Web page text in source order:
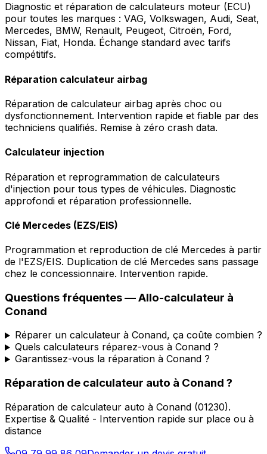
Diagnostic et réparation de calculateurs moteur (ECU)
pour toutes les marques : VAG, Volkswagen, Audi, Seat,
Mercedes, BMW, Renault, Peugeot, Citroën, Ford,
Nissan, Fiat, Honda. Échange standard avec tarifs
compétitifs.
Réparation calculateur airbag
Réparation de calculateur airbag après choc ou
dysfonctionnement. Intervention rapide et fiable par des
techniciens qualifiés. Remise à zéro crash data.
Calculateur injection
Réparation et reprogrammation de calculateurs
d'injection pour tous types de véhicules. Diagnostic
approfondi et réparation professionnelle.
Clé Mercedes (EZS/EIS)
Programmation et reproduction de clé Mercedes à partir
de l'EZS/EIS. Duplication de clé Mercedes sans passage
chez le concessionnaire. Intervention rapide.
Questions fréquentes —Allo-calculateur à
Conand
Réparer un calculateur à Conand, ça coûte combien ?
Quels calculateurs réparez-vous à Conand ?
Garantissez-vous la réparation à Conand ?
Réparation de calculateur auto à Conand ?
Réparation de calculateur auto à Conand (01230).
Expertise & Qualité - Intervention rapide sur place ou à
distance